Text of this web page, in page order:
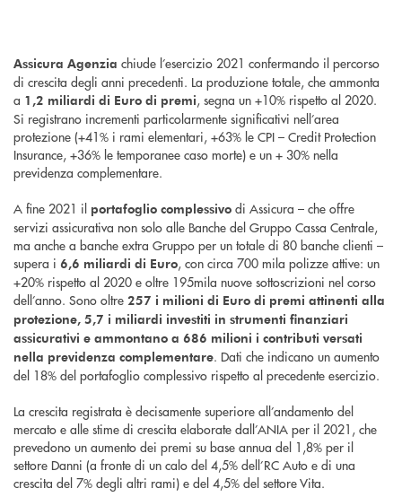
Assicura Agenzia chiude l’esercizio 2021 confermando il percorso
di crescita degli anni precedenti. La produzione totale, che ammonta
a 1,2 miliardi di Euro di premi, segna un +10% rispetto al 2020.
Si registrano incrementi particolarmente significativi nell’area
protezione (+41% i rami elementari, +63% le CPI – Credit Protection
Insurance, +36% le temporanee caso morte) e un + 30% nella
previdenza complementare.
A fine 2021 il portafoglio complessivo di Assicura – che offre
servizi assicurativa non solo alle Banche del Gruppo Cassa Centrale,
ma anche a banche extra Gruppo per un totale di 80 banche clienti –
supera i 6,6 miliardi di Euro, con circa 700 mila polizze attive: un
+20% rispetto al 2020 e oltre 195mila nuove sottoscrizioni nel corso
dell’anno. Sono oltre 257 i milioni di Euro di premi attinenti alla
protezione, 5,7 i miliardi investiti in strumenti finanziari
assicurativi e ammontano a 686 milioni i contributi versati
nella previdenza complementare. Dati che indicano un aumento
del 18% del portafoglio complessivo rispetto al precedente esercizio.
La crescita registrata è decisamente superiore all’andamento del
mercato e alle stime di crescita elaborate dall’ANIA per il 2021, che
prevedono un aumento dei premi su base annua del 1,8% per il
settore Danni (a fronte di un calo del 4,5% dell’RC Auto e di una
crescita del 7% degli altri rami) e del 4,5% del settore Vita.